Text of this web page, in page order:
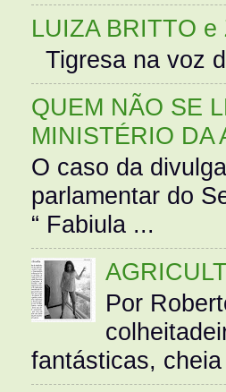
LUIZA BRITTO
Tigresa na voz
QUEM NÃO SE
MINISTÉRIO DA
O caso da
parlamentar do
“ Fabiula ...
Por
fantásticas,